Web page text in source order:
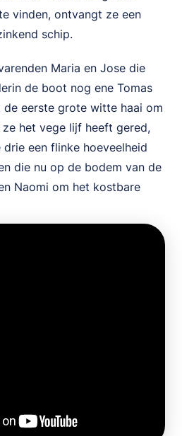
vinden, ontvangt ze een
schip.
Maria en Jose die
de boot nog ene Tomas
eerste grote witte haai om
het vege lijf heeft gered,
een flinke hoeveelheid
die nu op de bodem van de
Naomi om het kostbare